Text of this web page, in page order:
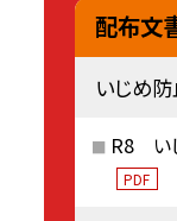
配布文
いじめ
R8 い
PDF